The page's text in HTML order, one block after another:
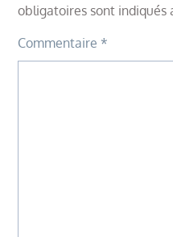
obligatoires sont indiqués
Commentaire *